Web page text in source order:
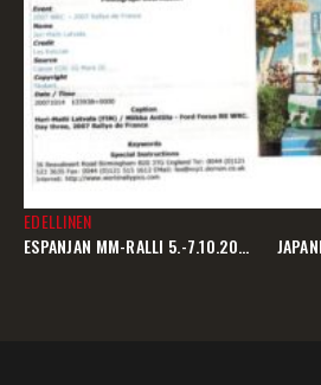
EDELLINEN
ESPANJAN MM-RALLI 5.-7.10.2007